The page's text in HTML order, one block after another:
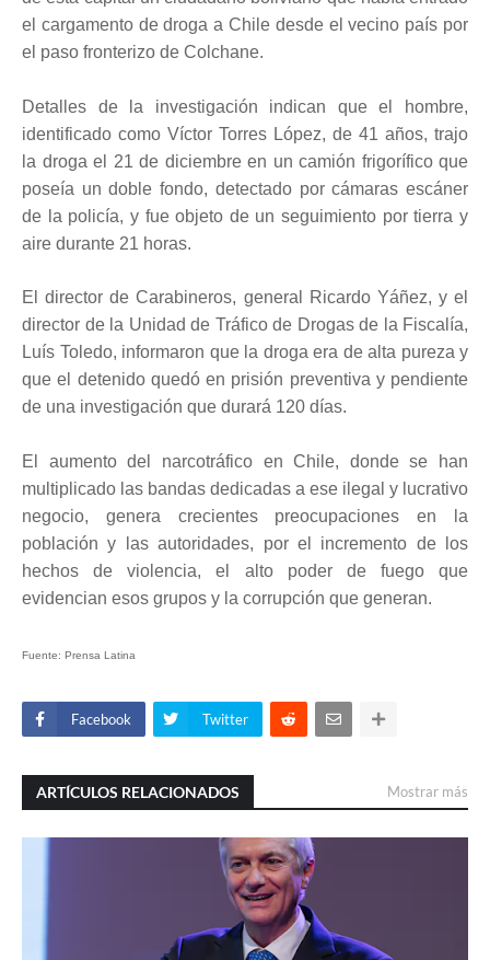
el cargamento de droga a Chile desde el vecino país por
el paso fronterizo de Colchane.
Detalles de la investigación indican que el hombre,
identificado como Víctor Torres López, de 41 años, trajo
la droga el 21 de diciembre en un camión frigorífico que
poseía un doble fondo, detectado por cámaras escáner
de la policía, y fue objeto de un seguimiento por tierra y
aire durante 21 horas.
El director de Carabineros, general Ricardo Yáñez, y el
director de la Unidad de Tráfico de Drogas de la Fiscalía,
Luís Toledo, informaron que la droga era de alta pureza y
que el detenido quedó en prisión preventiva y pendiente
de una investigación que durará 120 días.
El aumento del narcotráfico en Chile, donde se han
multiplicado las bandas dedicadas a ese ilegal y lucrativo
negocio, genera crecientes preocupaciones en la
población y las autoridades, por el incremento de los
hechos de violencia, el alto poder de fuego que
evidencian esos grupos y la corrupción que generan.
Fuente: Prensa Latina
Facebook Twitter
ARTÍCULOS RELACIONADOS Mostrar más